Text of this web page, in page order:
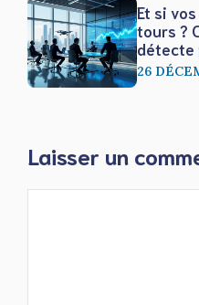
Et si
tours ?
détecte
26
Laisser un